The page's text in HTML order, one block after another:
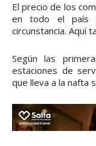
El precio de los
en todo el país
circunstancia. Aquí
Según las
estaciones de
que lleva a la nafta